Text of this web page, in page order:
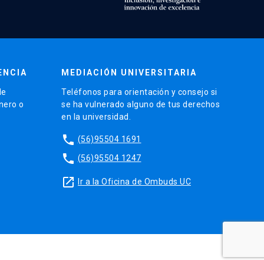
o
MEDIACIÓN UNIVERSITARIA
Teléfonos para orientación y consejo si
se ha vulnerado alguno de tus derechos
en la universidad.
phone (56)95504 1691
phone (56)95504 1247
launch Ir a la Oficina de Ombuds UC